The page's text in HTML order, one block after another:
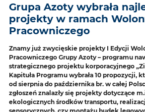
Grupa Azoty wybrała
projekty w ramach
Pracowniczego
Znamy już zwycięskie projekty I Edycji
Pracowniczego Grupy Azoty – programu
strategicznego projektu korporacyjnego
Kapituła Programu wybrała 10 propozycji,
od sierpnia do października br. w całej
zgłoszeń znalazły się projekty dotyczące
ekologicznych środków transportu,